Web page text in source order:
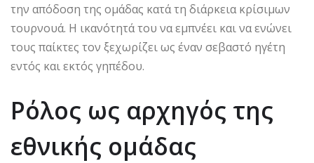
την απόδοση της ομάδας κατά τη διάρκεια κρίσιμων
τουρνουά. Η ικανότητά του να εμπνέει και να ενώνει
τους παίκτες τον ξεχωρίζει ως έναν σεβαστό ηγέτη
εντός και εκτός γηπέδου.
Ρόλος ως αρχηγός της
εθνικής ομάδας